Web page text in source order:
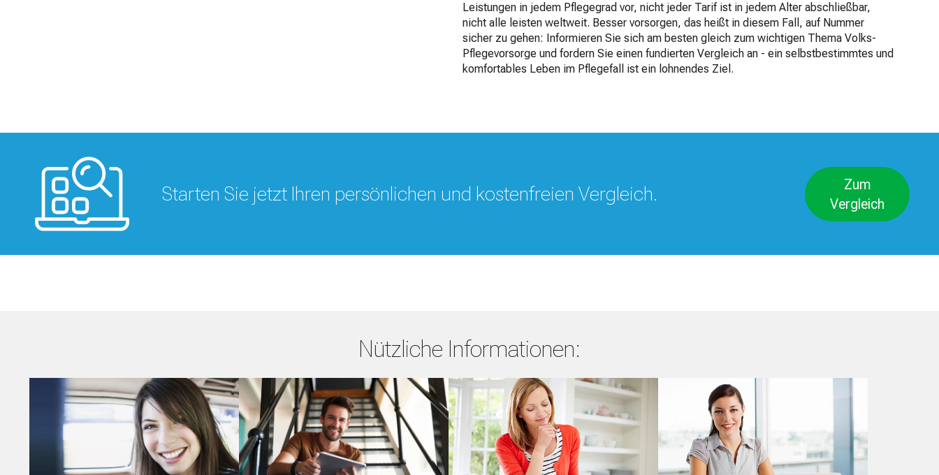
Leistungen in jedem Pflegegrad vor, nicht jeder Tarif ist in jedem Alter abschließbar,
nicht alle leisten weltweit. Besser vorsorgen, das heißt in diesem Fall, auf Nummer
sicher zu gehen: Informieren Sie sich am besten gleich zum wichtigen Thema Volks-
Pflegevorsorge und fordern Sie einen fundierten Vergleich an - ein selbstbestimmtes und
komfortables Leben im Pflegefall ist ein lohnendes Ziel.
Starten Sie jetzt Ihren persönlichen und kostenfreien Vergleich.
Zum
Vergleich
Nützliche Informationen: